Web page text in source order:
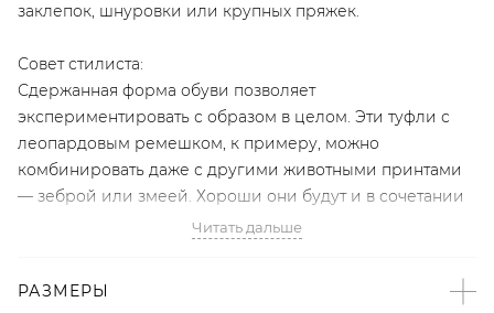
заклепок, шнуровки или крупных пряжек.
Совет стилиста:
Сдержанная форма обуви позволяет
экспериментировать с образом в целом. Эти туфли с
леопардовым ремешком, к примеру, можно
комбинировать даже с другими животными принтами
— зеброй или змеей. Хороши они будут и в сочетании
с черным платьем-миди или брючным костюмом.
- Устойчивый невысокий каблук;
Читать дальше
РАЗМЕРЫ